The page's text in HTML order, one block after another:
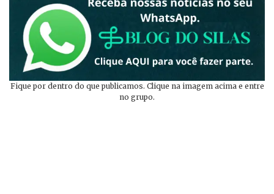
Fique por dentro do que publicamos. Clique na imagem acima e entre
no grupo.